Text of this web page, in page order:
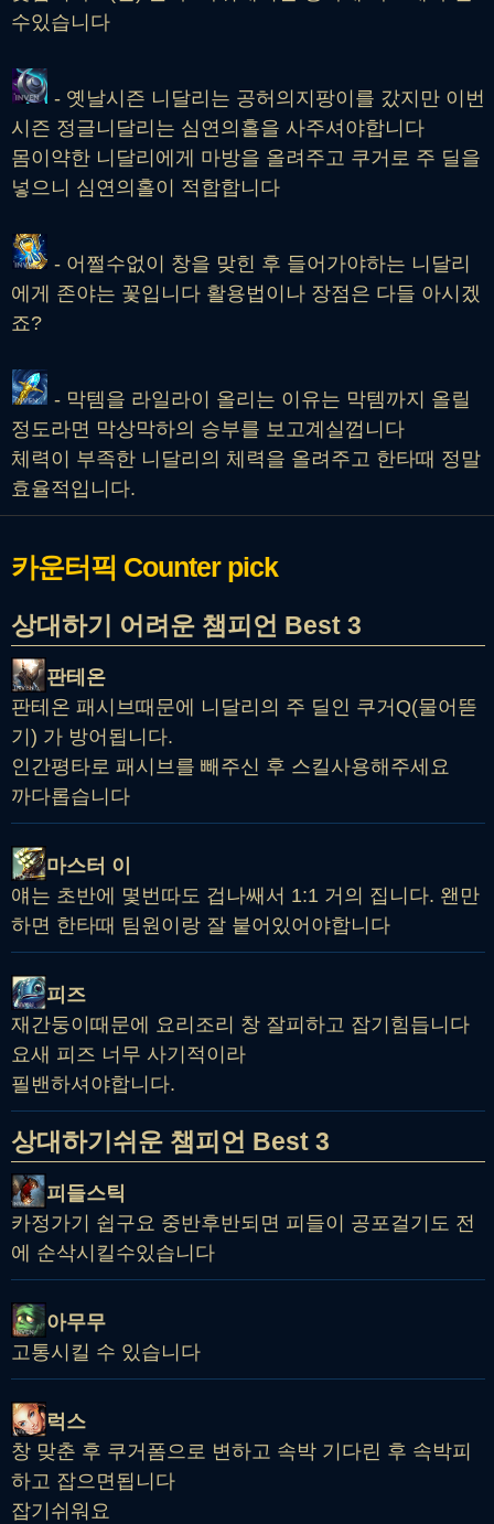
수있습니다
- 옛날시즌 니달리는 공허의지팡이를 갔지만 이번
시즌 정글니달리는 심연의홀을 사주셔야합니다
몸이약한 니달리에게 마방을 올려주고 쿠거로 주 딜을
넣으니 심연의홀이 적합합니다
- 어쩔수없이 창을 맞힌 후 들어가야하는 니달리
에게 존야는 꽃입니다 활용법이나 장점은 다들 아시겠
죠?
- 막템을 라일라이 올리는 이유는 막템까지 올릴
정도라면 막상막하의 승부를 보고계실껍니다
체력이 부족한 니달리의 체력을 올려주고 한타때 정말
효율적입니다.
카운터픽 Counter pick
상대하기 어려운 챔피언 Best 3
판테온
판테온 패시브때문에 니달리의 주 딜인 쿠거Q(물어뜯
기) 가 방어됩니다.
인간평타로 패시브를 빼주신 후 스킬사용해주세요
까다롭습니다
마스터 이
얘는 초반에 몇번따도 겁나쌔서 1:1 거의 집니다. 왠만
하면 한타때 팀원이랑 잘 붙어있어야합니다
피즈
재간둥이때문에 요리조리 창 잘피하고 잡기힘듭니다
요새 피즈 너무 사기적이라
필밴하셔야합니다.
상대하기쉬운 챔피언 Best 3
피들스틱
카정가기 쉽구요 중반후반되면 피들이 공포걸기도 전
에 순삭시킬수있습니다
아무무
고통시킬 수 있습니다
럭스
창 맞춘 후 쿠거폼으로 변하고 속박 기다린 후 속박피
하고 잡으면됩니다
잡기쉬워요